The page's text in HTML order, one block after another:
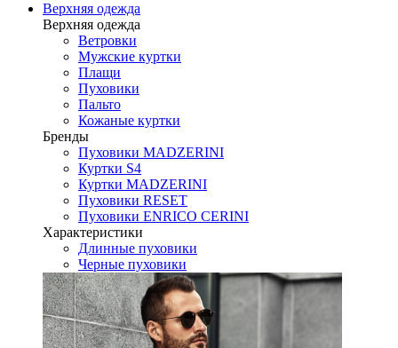
Верхняя одежда
Верхняя одежда
Ветровки
Мужские куртки
Плащи
Пуховики
Пальто
Кожаные куртки
Бренды
Пуховики MADZERINI
Куртки S4
Куртки MADZERINI
Пуховики RESET
Пуховики ENRICO CERINI
Характеристики
Длинные пуховики
Черные пуховики